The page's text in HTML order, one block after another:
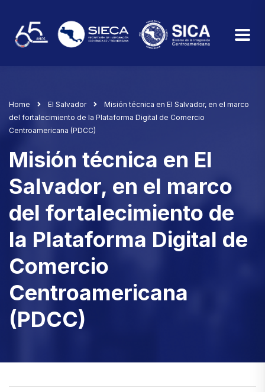
Home El Salvador
Misión técnica en El Salvador, en el marco
del fortalecimiento de la Plataforma Digital de Comercio
Centroamericana (PDCC)
Misión técnica en El
Salvador, en el marco
del fortalecimiento de
la Plataforma Digital de
Comercio
Centroamericana
(PDCC)